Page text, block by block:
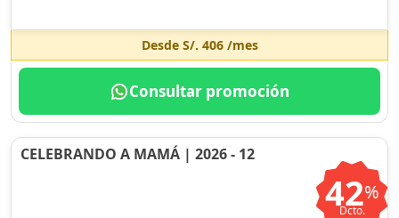
Desde S/. 406/mes
Consultar promoción
CELEBRANDO A MAMÁ | 2026 - 12
42%
Dcto.